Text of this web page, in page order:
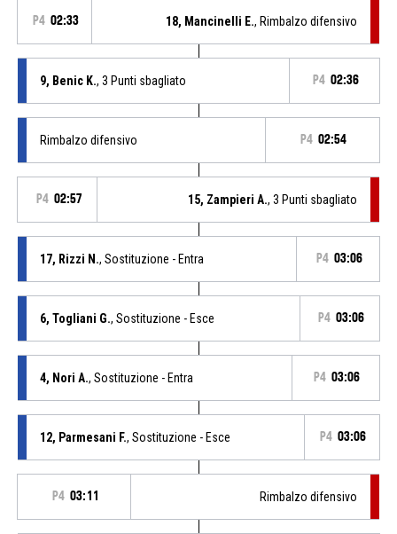
P4 02:33 18, Mancinelli E., Rimbalzo difensivo
9, Benic K., 3 Punti sbagliato P4 02:36
Rimbalzo difensivo P4 02:54
P4 02:57 15, Zampieri A., 3 Punti sbagliato
17, Rizzi N., Sostituzione - Entra P4 03:06
6, Togliani G., Sostituzione - Esce P4 03:06
4, Nori A., Sostituzione - Entra P4 03:06
12, Parmesani F., Sostituzione - Esce P4 03:06
P4 03:11 Rimbalzo difensivo